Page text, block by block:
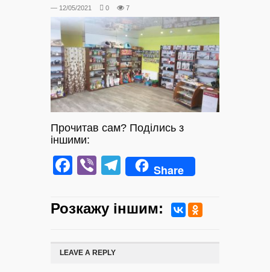
— 12/05/2021 0 7
Прочитав сам? Поділись з
іншими:
Facebook
ViberTelegram
Share
Розкажу iншим:
LEAVE A REPLY